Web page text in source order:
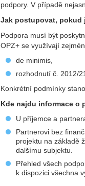
podpory. V případě
Jak postupovat,
Podpora musí být
OPZ+ se využívají
de minimis,
rozhodnutí č. 2012/
Konkrétní podmínky
Kde najdu informace o
U příjemce a
Partnerovi bez
projektu na základě
dalšímu subjektu.
Přehled všech
k dispozici všechna